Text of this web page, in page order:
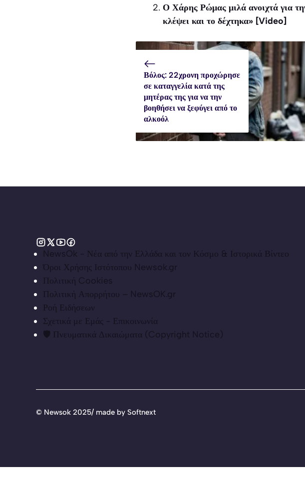
Ο Χάρης Ρώμας μιλά ανοιχτά για
κλέψει και το δέχτηκα» [Video]
Βόλος: 22χρονη προχώρησε
σε καταγγελία κατά της
μητέρας της για να την
βοηθήσει να ξεφύγει από το
αλκοόλ
NewsOk - Νέα από την Ελλάδα και τον Κόσμο & Ιστορικά Βίντεο
Όροι Χρήσης Ιστότοπου Newsok.gr
Πολιτική Cookies
Πολιτική Απορρήτου – NewsOK.gr
Ροή Ειδήσεων
Σχετικά με Εμάς - Επικοινωνία
🛡️ Πνευματικά Δικαιώματα (Copyright Notice)
© Newsok 2025/ made by Softnext